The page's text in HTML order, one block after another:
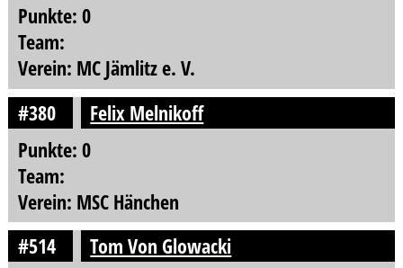
Punkte: 0
Team:
Verein: MC Jämlitz e. V.
#380
Felix Melnikoff
Punkte: 0
Team:
Verein: MSC Hänchen
#514
Tom Von Glowacki